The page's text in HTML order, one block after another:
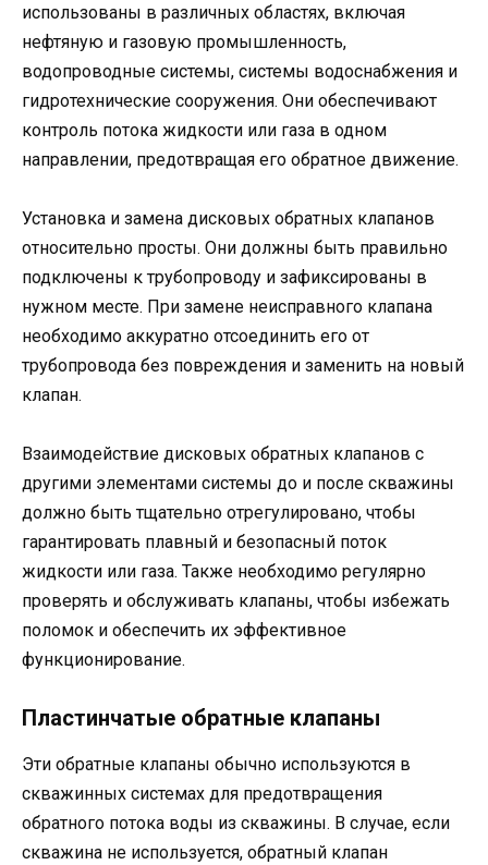
использованы в различных областях, включая
нефтяную и газовую промышленность,
водопроводные системы, системы водоснабжения и
гидротехнические сооружения. Они обеспечивают
контроль потока жидкости или газа в одном
направлении, предотвращая его обратное движение.
Установка и замена дисковых обратных клапанов
относительно просты. Они должны быть правильно
подключены к трубопроводу и зафиксированы в
нужном месте. При замене неисправного клапана
необходимо аккуратно отсоединить его от
трубопровода без повреждения и заменить на новый
клапан.
Взаимодействие дисковых обратных клапанов с
другими элементами системы до и после скважины
должно быть тщательно отрегулировано, чтобы
гарантировать плавный и безопасный поток
жидкости или газа. Также необходимо регулярно
проверять и обслуживать клапаны, чтобы избежать
поломок и обеспечить их эффективное
функционирование.
Пластинчатые обратные клапаны
Эти обратные клапаны обычно используются в
скважинных системах для предотвращения
обратного потока воды из скважины. В случае, если
скважина не используется, обратный клапан